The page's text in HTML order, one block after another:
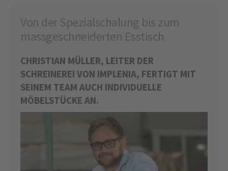
Von der Spezialschalung bis zum
massgeschneiderten Esstisch
CHRISTIAN MÜLLER, LEITER DER
SCHREINEREI VON IMPLENIA, FERTIGT MIT
SEINEM TEAM AUCH INDIVIDUELLE
MÖBELSTÜCKE AN.